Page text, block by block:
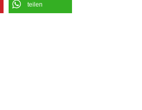
teilen